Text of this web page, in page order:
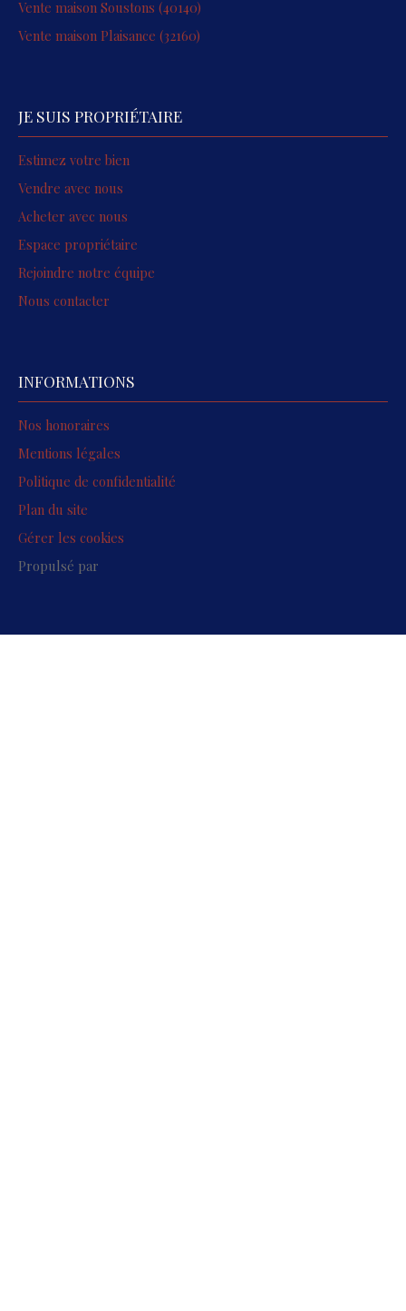
Vente maison Soustons (40140)
Vente maison Plaisance (32160)
JE SUIS PROPRIÉTAIRE
Estimez votre bien
Vendre avec nous
Acheter avec nous
Espace propriétaire
Rejoindre notre équipe
Nous contacter
INFORMATIONS
Nos honoraires
Mentions légales
Politique de confidentialité
Plan du site
Gérer les cookies
Propulsé par